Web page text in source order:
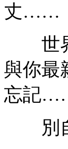
丈……
世界
與你最
忘記
別自